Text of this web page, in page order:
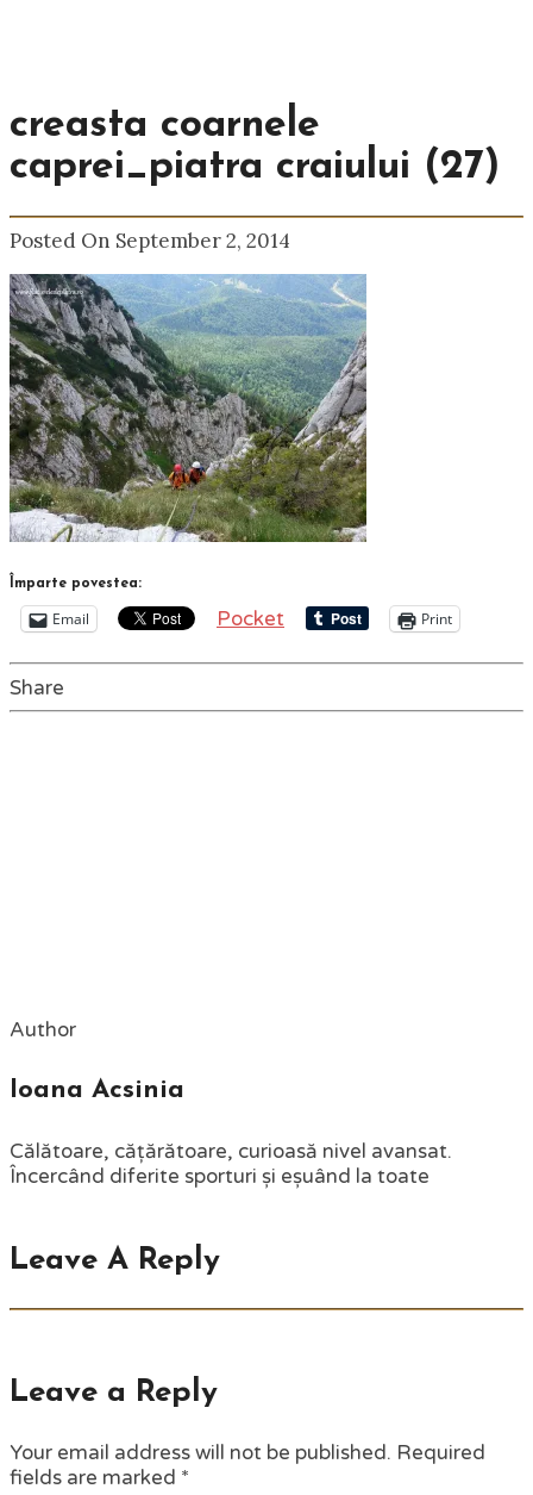
creasta coarnele
caprei_piatra craiului (27)
Posted On September 2, 2014
Împarte povestea:
Email Pocket Print
Share
Author
Ioana Acsinia
Călătoare, cățărătoare, curioasă nivel avansat.
Încercând diferite sporturi și eșuând la toate
Leave A Reply
Leave a Reply
Your email address will not be published. Required
fields are marked *